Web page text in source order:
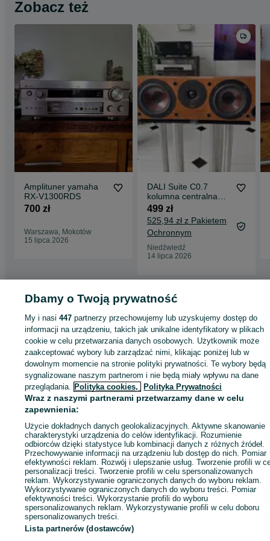
Zobacz też
Amplituner yamaha
RX-V1300RDS
700 zł
Warszawa, Mokotów
15 lipca 2026
DALI Suite C0.7
kolumna centralna
Made in Denmark Hi-
Fi kino domowe
499 zł
525,94 zł z Pakietem
Ochronnym
Niedźwiedź
14 lipca 2026
Strona główna Elektronika Sprzęt audio Głośniki i kolumny
Kolumny - Mazowieckie
Kolumny - Warszawa
KATEGORIA
969576706 Wyświetlenia:
Zadzwoń / SMS Wyślij wiadomość
Dbamy o Twoją prywatność
My i nasi447 partnerzy przechowujemy lub uzyskujemy dostęp do
informacji na urządzeniu, takich jak unikalne identyfikatory w plikach
cookie w celu przetwarzania danych osobowych. Użytkownik może
zaakceptować wybory lub zarządzać nimi, klikając poniżej lub w
dowolnym momencie na stronie polityki prywatności. Te wybory będą
sygnalizowane naszym partnerom i nie będą miały wpływu na dane
przeglądania. Polityka cookies, Polityka Prywatności
Wraz z naszymi partnerami przetwarzamy dane w celu
zapewnienia:
Użycie dokładnych danych geolokalizacyjnych. Aktywne skanowanie
charakterystyki urządzenia do celów identyfikacji. Rozumienie
odbiorców dzięki statystyce lub kombinacji danych z różnych źródeł.
Przechowywanie informacji na urządzeniu lub dostęp do nich. Pomiar
efektywności reklam. Rozwój i ulepszanie usług. Tworzenie profili w
personalizacji treści. Tworzenie profili w celu spersonalizowanych
reklam. Wykorzystywanie ograniczonych danych do wyboru reklam.
Wykorzystywanie ograniczonych danych do wyboru treści. Pomiar
efektywności treści. Wykorzystanie profili do wyboru
spersonalizowanych reklam. Wykorzystywanie profili w celu doboru
spersonalizowanych treści.
Lista partnerów (dostawców)